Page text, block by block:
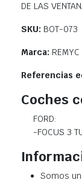
DE LAS
SKU: BOT-073
Marca: REMYC
Referencias
Coches
FORD:
-FOCUS 3
Somos